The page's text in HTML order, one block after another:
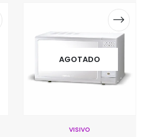
AGOTADO
VISIVO